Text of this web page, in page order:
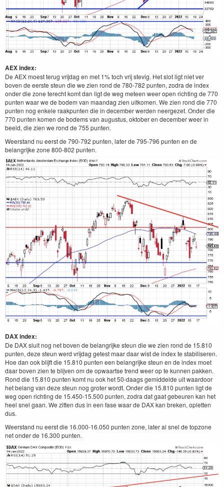
AEX index:
De AEX moest terug vrijdag en met 1% toch vrij stevig. Het slot ligt niet ver
boven de eerste steun die we zien rond de 780-782 punten, zodra de index
onder die zone terecht komt dan ligt de weg meteen weer open richting de 770
punten waar we de bodem van maandag zien uitkomen. We zien rond die 770
punten nog enkele raakpunten die in december werden neergezet. Onder die
770 punten komen de bodems van augustus, oktober en december weer in
beeld, die zien we rond de 755 punten.
Weerstand nu eerst de 790-792 punten, later de 795-796 punten en de
belangrijke zone 800-802 punten.
DAX index:
De DAX sluit nog net boven de belangrijke steun die we zien rond de 15.810
punten, deze steun werd vrijdag getest maar daar wist de index te stabiliseren.
Hoe dan ook blijft die 15.810 punten een belangrijke steun en de index moet
daar boven zien te blijven om de opwaartse trend weer op te kunnen pakken.
Rond die 15.810 punten komt nu ook het 50-daags gemiddelde uit waardoor
het belang van deze steun nog groter wordt. Onder die 15.810 punten ligt de
weg open richting de 15.450-15.500 punten, zodra dat gaat gebeuren kan het
heel snel gaan. We zitten dus in een fase waar de DAX kan breken, opletten
dus.
Weerstand nu eerst die 16.000-16.050 punten zone, later al snel de topzone
net onder de 16.300 punten.